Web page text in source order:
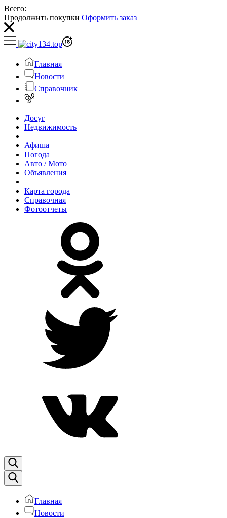
Всего:
Продолжить покупки Оформить заказ
Главная
Новости
Справочник
Досуг
Недвижимость
Афиша
Погода
Авто / Мото
Объявления
Карта города
Справочная
Фотоотчеты
Главная
Новости